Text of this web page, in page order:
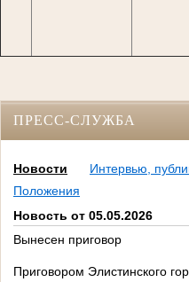
ПРЕСС-СЛУЖБА
Новости
Интервью,
Положения
Новость от 05.05.2026
Вынесен приговор
Приговором Элистинского